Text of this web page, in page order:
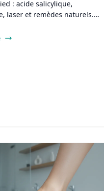
: acide salicylique,
laser et remèdes naturels.